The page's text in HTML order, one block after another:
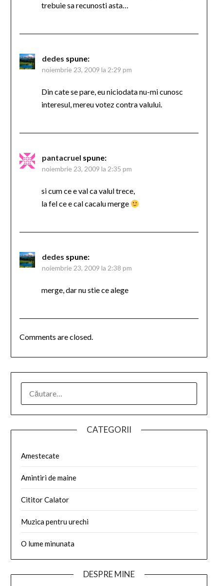
trebuie sa recunosti asta…
dedes spune:
noiembrie 23, 2009 la 2:29 pm
Din cate se pare, eu niciodata nu-mi cunosc
interesul, mereu votez contra valului.
pantacruel spune:
noiembrie 23, 2009 la 2:35 pm
si cum ce e val ca valul trece,
la fel ce e cal cacalu merge
dedes spune:
noiembrie 23, 2009 la 2:38 pm
merge, dar nu stie ce alege
Comments are closed.
CATEGORII
Amestecate
Amintiri de maine
Cititor Calator
Muzica pentru urechi
O lume minunata
DESPRE MINE